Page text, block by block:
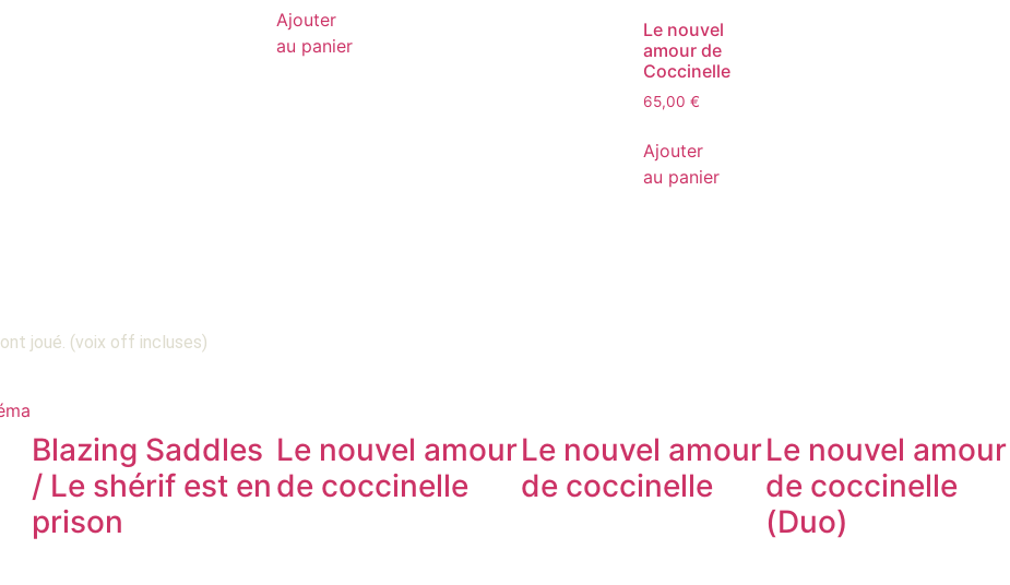
Ajouter
au panier
Le nouvel
amour de
Coccinelle
65,00 €
Ajouter
au panier
ont joué. (voix off incluses)
Blazing Saddles
/ Le shérif est en
prison
Le nouvel amour
de coccinelle
Le nouvel amour
de coccinelle
Le nouvel amour
de coccinelle
(Duo)